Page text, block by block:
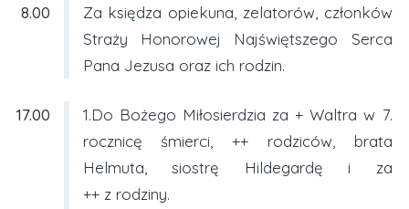
8.00
Za księdza opiekuna, zelatorów, członków
Straży Honorowej Najświętszego Serca
Pana Jezusa oraz ich rodzin.
17.00
1.Do Bożego Miłosierdzia za + Waltra w 7.
rocznicę śmierci, ++ rodziców, brata
Helmuta, siostrę Hildegardę i za
++ z rodziny.